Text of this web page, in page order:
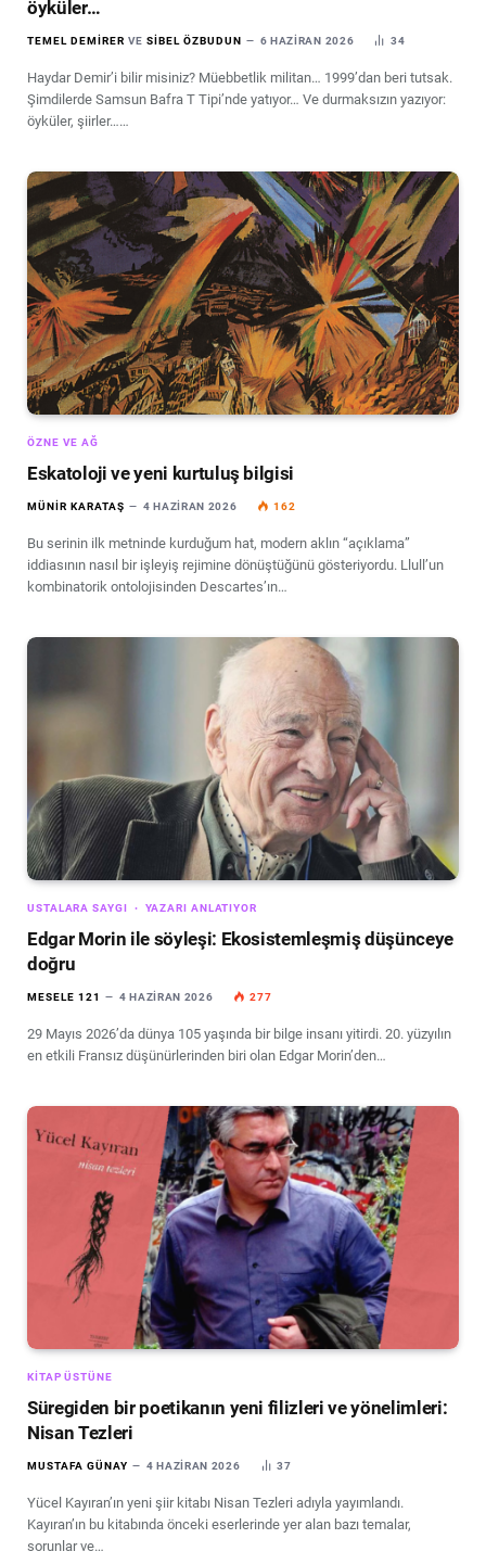
öyküler…
TEMEL DEMIRER VE SIBEL ÖZBUDUN 6 HAZIRAN 2026 34
Haydar Demir’i bilir misiniz? Müebbetlik militan… 1999’dan beri tutsak.
Şimdilerde Samsun Bafra T Tipi’nde yatıyor… Ve durmaksızın yazıyor:
öyküler, şiirler……
ÖZNE VE AĞ
Eskatoloji ve yeni kurtuluş bilgisi
MÜNIR KARATAŞ 4 HAZIRAN 2026 162
Bu serinin ilk metninde kurduğum hat, modern aklın “açıklama”
iddiasının nasıl bir işleyiş rejimine dönüştüğünü gösteriyordu. Llull’un
kombinatorik ontolojisinden Descartes’ın…
USTALARA SAYGI YAZARI ANLATIYOR
Edgar Morin ile söyleşi: Ekosistemleşmiş düşünceye
doğru
MESELE 121 4 HAZIRAN 2026 277
29 Mayıs 2026’da dünya 105 yaşında bir bilge insanı yitirdi. 20. yüzyılın
en etkili Fransız düşünürlerinden biri olan Edgar Morin’den…
KITAP ÜSTÜNE
Süregiden bir poetikanın yeni filizleri ve yönelimleri:
Nisan Tezleri
MUSTAFA GÜNAY 4 HAZIRAN 2026 37
Yücel Kayıran’ın yeni şiir kitabı Nisan Tezleri adıyla yayımlandı.
Kayıran’ın bu kitabında önceki eserlerinde yer alan bazı temalar,
sorunlar ve…